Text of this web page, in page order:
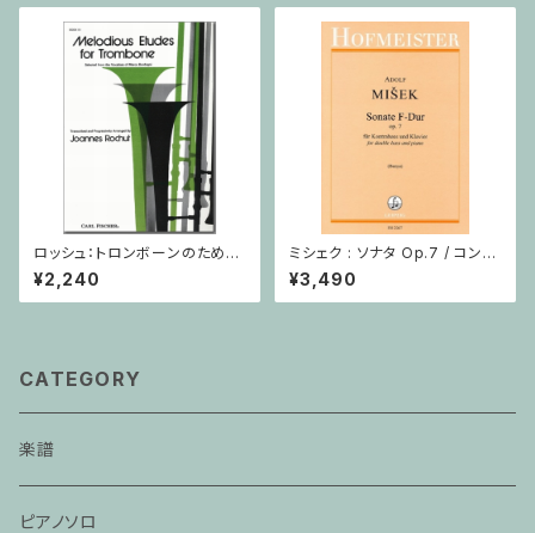
ロッシュ：トロンボーンのための
旋律的練習曲 第3巻/トロンボ
ーン
¥2,240
ミシェク : ソナタ Op.7 / コント
ラバスとピアノ
¥3,490
CATEGORY
楽譜
ピアノソロ